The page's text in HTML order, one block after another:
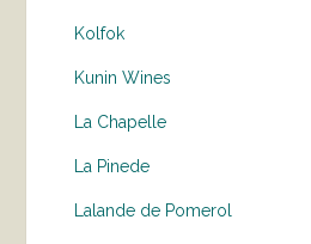
Kolfok
Kunin Wines
La Chapelle
La Pinede
Lalande de Pomerol